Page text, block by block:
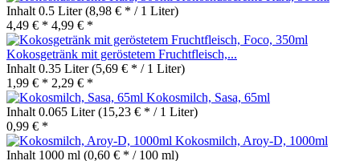
Inhalt 0.5 Liter(8,98 € * / 1 Liter)
4,49 € * 4,99 € *
Kokosgetränk mit geröstetem Fruchtfleisch,...
Inhalt 0.35 Liter(5,69 € * / 1 Liter)
1,99 € * 2,29 € *
Kokosmilch, Sasa, 65ml
Inhalt 0.065 Liter(15,23 € * / 1 Liter)
0,99 € *
Kokosmilch, Aroy-D, 1000ml
Inhalt 1000 ml (0,60 € * / 100 ml)